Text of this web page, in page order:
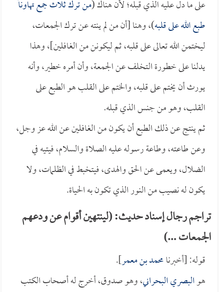
على ما دل عليه الذي قبله؛ لأن هناك (من ترك ثلاث جمع تهاوناً
طبع الله على قلبه)، وهنا [أن من لم ينته عن ترك الجمعات،
ليختمن الله تعالى على قلبه، ثم ليكونن من الغافلين]، وهذا
يدلنا على خطورة التخلف عن الجمعة، وأن أمره خطير، وأنه
يورث أن يختم على قلبه، والختم على القلب هو الطبع على
القلب، وهو من جنس الذي قبله.
ثم ينتج عن ذلك الطبع أن يكون من الغافلين عن الله عز وجل،
وعن طاعته، وطاعة رسوله عليه الصلاة والسلام، فيتيه في
الضلال، ويعمى عن الحق والهدى، فيتخبط في الظلمات، ولا
يكون له نصيب من النور الذي تكون به الحياة.
تراجم رجال إسناد حديث: (لينتهين أقوام عن ودعهم
الجمعات ...)
قوله: [أخبرنامحمد بن معمر].
هوالبصري البحراني، وهو صدوق، أخرج له أصحاب الكتب